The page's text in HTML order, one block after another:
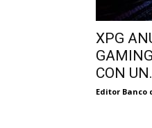
XPG
CON
Editor Banco